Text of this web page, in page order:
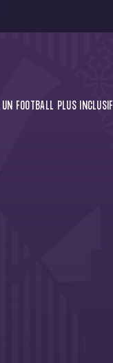
FOOTBALL PLUS INCLUSIF